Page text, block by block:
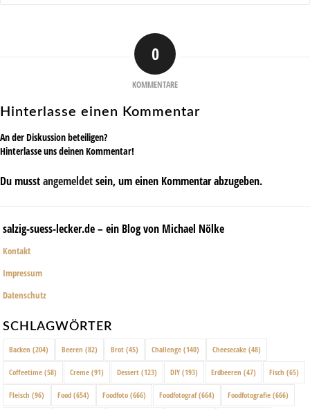
0
KOMMENTARE
Hinterlasse einen Kommentar
An der Diskussion beteiligen?
Hinterlasse uns deinen Kommentar!
Du musstangemeldetsein, um einen Kommentar abzugeben.
salzig-suess-lecker.de – ein Blog von Michael Nölke
Kontakt
Impressum
Datenschutz
SCHLAGWÖRTER
Backen (204) Beeren (82) Brot (45) Challenge (140) Cheesecake (48)
Coffeetime (58) Creme (91) Dessert (123) DIY (193) Erdbeeren (47) Fisch (65)
Fleisch (96) Food (654) Foodfoto (666) Foodfotograf(664) Foodfotografie (666)